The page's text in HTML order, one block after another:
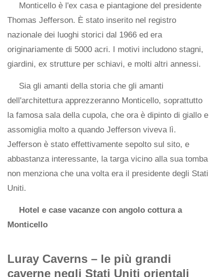
Monticello è l'ex casa e piantagione del presidente
Thomas Jefferson. È stato inserito nel registro
nazionale dei luoghi storici dal 1966 ed era
originariamente di 5000 acri. I motivi includono stagni,
giardini, ex strutture per schiavi, e molti altri annessi.
Sia gli amanti della storia che gli amanti
dell'architettura apprezzeranno Monticello, soprattutto
la famosa sala della cupola, che ora è dipinto di giallo e
assomiglia molto a quando Jefferson viveva lì.
Jefferson è stato effettivamente sepolto sul sito, e
abbastanza interessante, la targa vicino alla sua tomba
non menziona che una volta era il presidente degli Stati
Uniti.
Hotel e case vacanze con angolo cottura a
Monticello
Luray Caverns – le più grandi
caverne negli Stati Uniti orientali